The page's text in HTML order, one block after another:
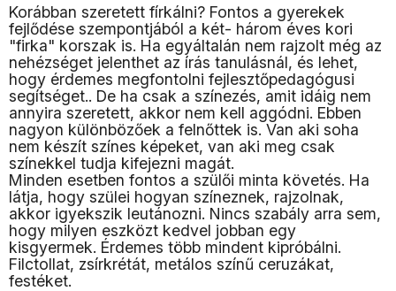
Korábban szeretett fírkálni? Fontos a gyerekek
fejlődése szempontjából a két- három éves kori
"firka" korszak is. Ha egyáltalán nem rajzolt még az
nehézséget jelenthet az írás tanulásnál, és lehet,
hogy érdemes megfontolni fejlesztőpedagógusi
segítséget.. De ha csak a színezés, amit idáig nem
annyira szeretett, akkor nem kell aggódni. Ebben
nagyon különbözőek a felnőttek is. Van aki soha
nem készít színes képeket, van aki meg csak
színekkel tudja kifejezni magát.
Minden esetben fontos a szülői minta követés. Ha
látja, hogy szülei hogyan színeznek, rajzolnak,
akkor igyekszik leutánozni. Nincs szabály arra sem,
hogy milyen eszközt kedvel jobban egy
kisgyermek. Érdemes több mindent kipróbálni.
Filctollat, zsírkrétát, metálos színű ceruzákat,
festéket.